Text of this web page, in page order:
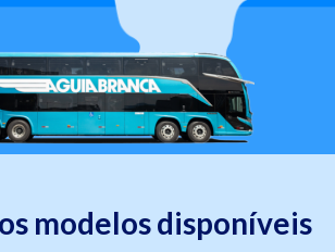
modelos disponíveis